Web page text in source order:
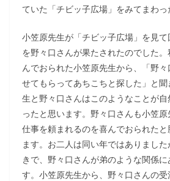
ていた「チビッ子広場」をみてまわっ
小笠原先生が「チビッ子広場」を見
を野々口さんが果たされたのでした
んでおられた小笠原先生から、「野
せてもらってあちこちと探した」と
生と野々口さんはこのようなことが
ったと思います。野々口さんも小笠
仕事を頼まれるのを喜んでおられたと
ます。お二人は同い年ではありまし
きで、野々口さんが弟のような関係
す。小笠原先生から、野々口さんの